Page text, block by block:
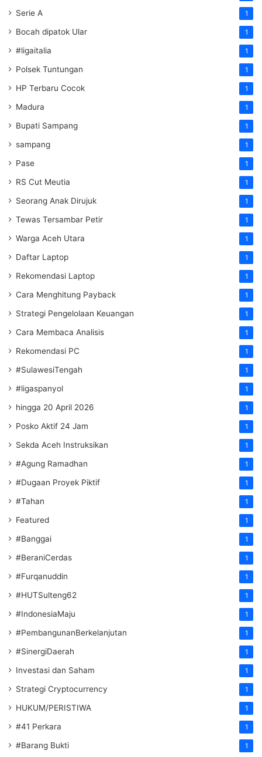
Serie A 1
Bocah dipatok Ular 1
#ligaitalia 1
Polsek Tuntungan 1
HP Terbaru Cocok 1
Madura 1
Bupati Sampang 1
sampang 1
Pase 1
RS Cut Meutia 1
Seorang Anak Dirujuk 1
Tewas Tersambar Petir 1
Warga Aceh Utara 1
Daftar Laptop 1
Rekomendasi Laptop 1
Cara Menghitung Payback 1
Strategi Pengelolaan Keuangan 1
Cara Membaca Analisis 1
Rekomendasi PC 1
#SulawesiTengah 1
#ligaspanyol 1
hingga 20 April 2026 1
Posko Aktif 24 Jam 1
Sekda Aceh Instruksikan 1
#Agung Ramadhan 1
#Dugaan Proyek Piktif 1
#Tahan 1
Featured 1
#Banggai 1
#BeraniCerdas 1
#Furqanuddin 1
#HUTSulteng62 1
#IndonesiaMaju 1
#PembangunanBerkelanjutan 1
#SinergiDaerah 1
Investasi dan Saham 1
Strategi Cryptocurrency 1
HUKUM/PERISTIWA 1
#41 Perkara 1
#Barang Bukti 1